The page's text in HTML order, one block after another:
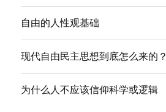
自由的人性观基础
现代自由民主思想到底怎么来的？
为什么人不应该信仰科学或逻辑